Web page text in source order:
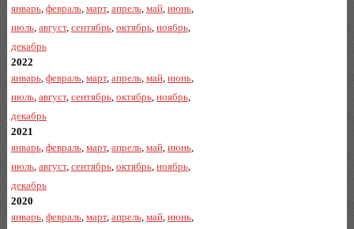
январь, февраль, март, апрель, май, июнь,
июль, август, сентябрь, октябрь, ноябрь,
декабрь
2022
январь, февраль, март, апрель, май, июнь,
июль, август, сентябрь, октябрь, ноябрь,
декабрь
2021
январь, февраль, март, апрель, май, июнь,
июль, август, сентябрь, октябрь, ноябрь,
декабрь
2020
январь, февраль, март, апрель, май, июнь,